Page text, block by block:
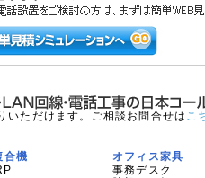
いただけます。ご相談お問合せは こ
合機
オフィス家具
事務デスク